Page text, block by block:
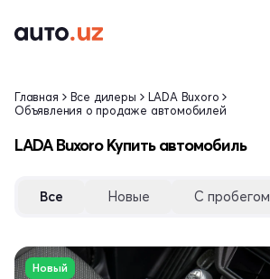
Главная Все дилеры
LADA Buxoro
Объявления о продаже автомобилей
LADA Buxoro Купить автомобиль
Все Новые С пробегом
Новый